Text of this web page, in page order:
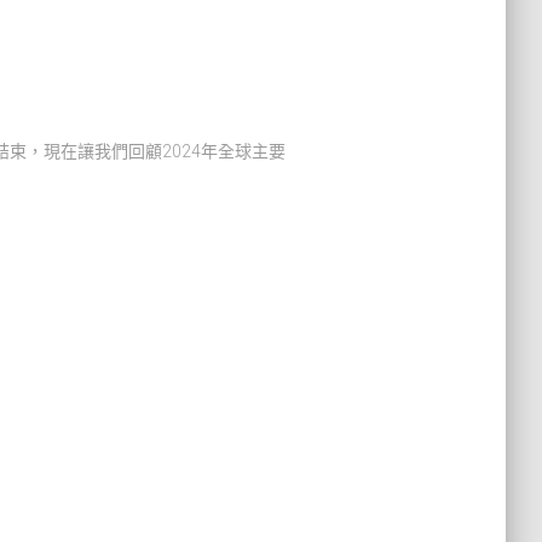
，現在讓我們回顧2024年全球主要